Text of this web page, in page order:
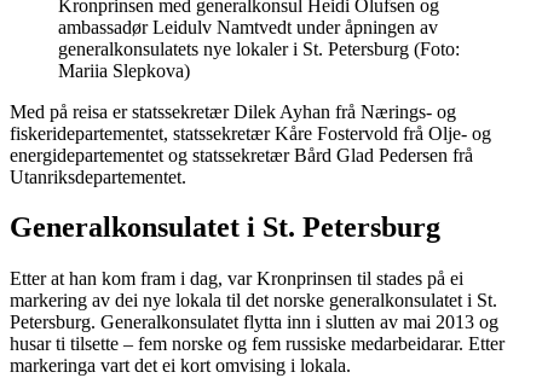
Kronprinsen med generalkonsul Heidi Olufsen og
ambassadør Leidulv Namtvedt under åpningen av
generalkonsulatets nye lokaler i St. Petersburg (Foto:
Mariia Slepkova)
Med på reisa er statssekretær Dilek Ayhan frå Nærings- og
fiskeridepartementet, statssekretær Kåre Fostervold frå Olje- og
energidepartementet og statssekretær Bård Glad Pedersen frå
Utanriksdepartementet.
Generalkonsulatet i St. Petersburg
Etter at han kom fram i dag, var Kronprinsen til stades på ei
markering av dei nye lokala til det norske generalkonsulatet i St.
Petersburg. Generalkonsulatet flytta inn i slutten av mai 2013 og
husar ti tilsette – fem norske og fem russiske medarbeidarar. Etter
markeringa vart det ei kort omvising i lokala.